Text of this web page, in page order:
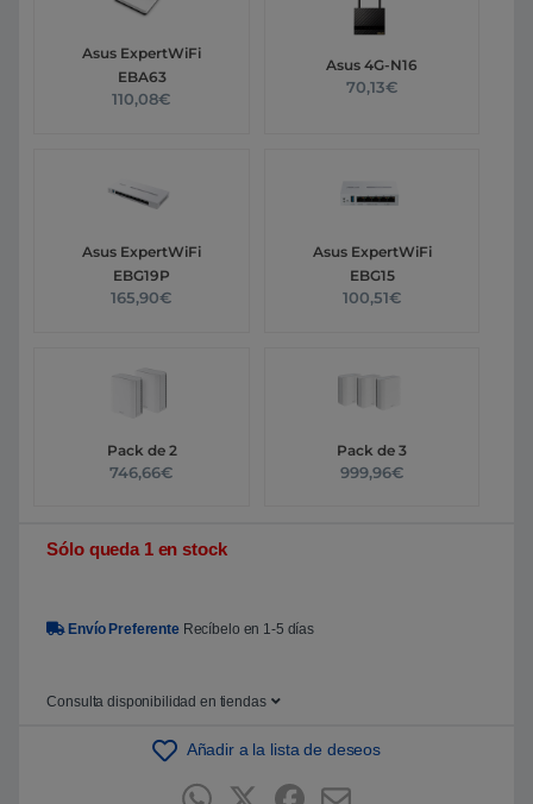
Asus ExpertWiFi
EBA63
110,08€
Asus 4G-N16
70,13€
Asus ExpertWiFi
EBG19P
165,90€
Asus ExpertWiFi
EBG15
100,51€
Pack de 2
746,66€
Pack de 3
999,96€
Sólo queda 1 en stock
Envío Preferente Recíbelo en 1-5 días
Consulta disponibilidad en tiendas
Añadir a la lista de deseos